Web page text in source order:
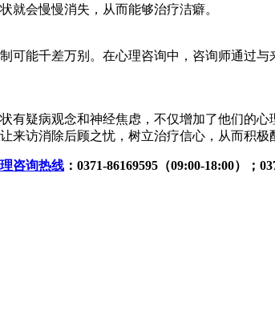
就会慢慢消失，从而能够治疗洁癖。
可能千差万别。在心理咨询中，咨询师通过
有疑病观念和神经焦虑，不仅增加了他们的
访消除后顾之忧，树立治疗信心，从而积极
咨询热线 ：0371-86169595（09:00-18:00）；